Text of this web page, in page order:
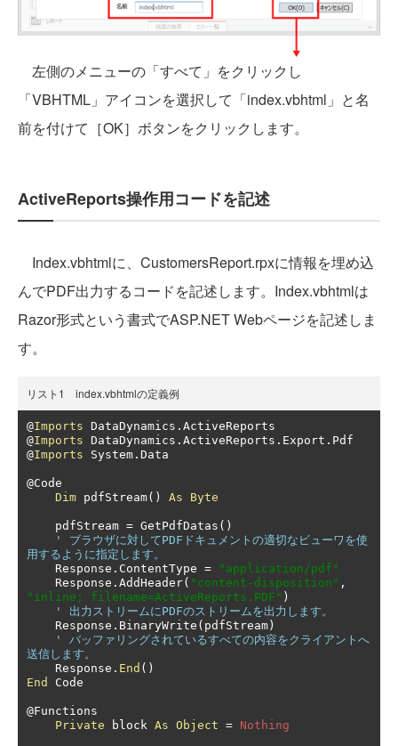
左側のメニューの「すべて」をクリックし
「VBHTML」アイコンを選択して「index.vbhtml」と名
前を付けて［OK］ボタンをクリックします。
ActiveReports操作用コードを記述
Index.vbhtmlに、CustomersReport.rpxに情報を埋め込
んでPDF出力するコードを記述します。Index.vbhtmlは
Razor形式という書式でASP.NET Webページを記述しま
す。
リスト1 index.vbhtmlの定義例
@Imports DataDynamics .
@Imports DataDynamics . ActiveReports . Export .
@Imports System . Data
@Code
Dim pdfStream() As Byte
    pdfStream
= GetPdfDatas ()
' ブラウザに対してPDFドキュメントの適切なビューワを使
用するように指定します。
    Response
. ContentType =
"application/pdf"
    Response
. AddHeader( "content-disposition" ,
"inline; filename=ActiveReports.PDF" )
' 出力ストリームにPDFのストリームを出力します。
    Response
. BinaryWrite ( pdfStream )
' バッファリングされているすべての内容をクライアントへ
送信します。
    Response
. End ()
End
Code
@Functions
Private block As Object = Nothing